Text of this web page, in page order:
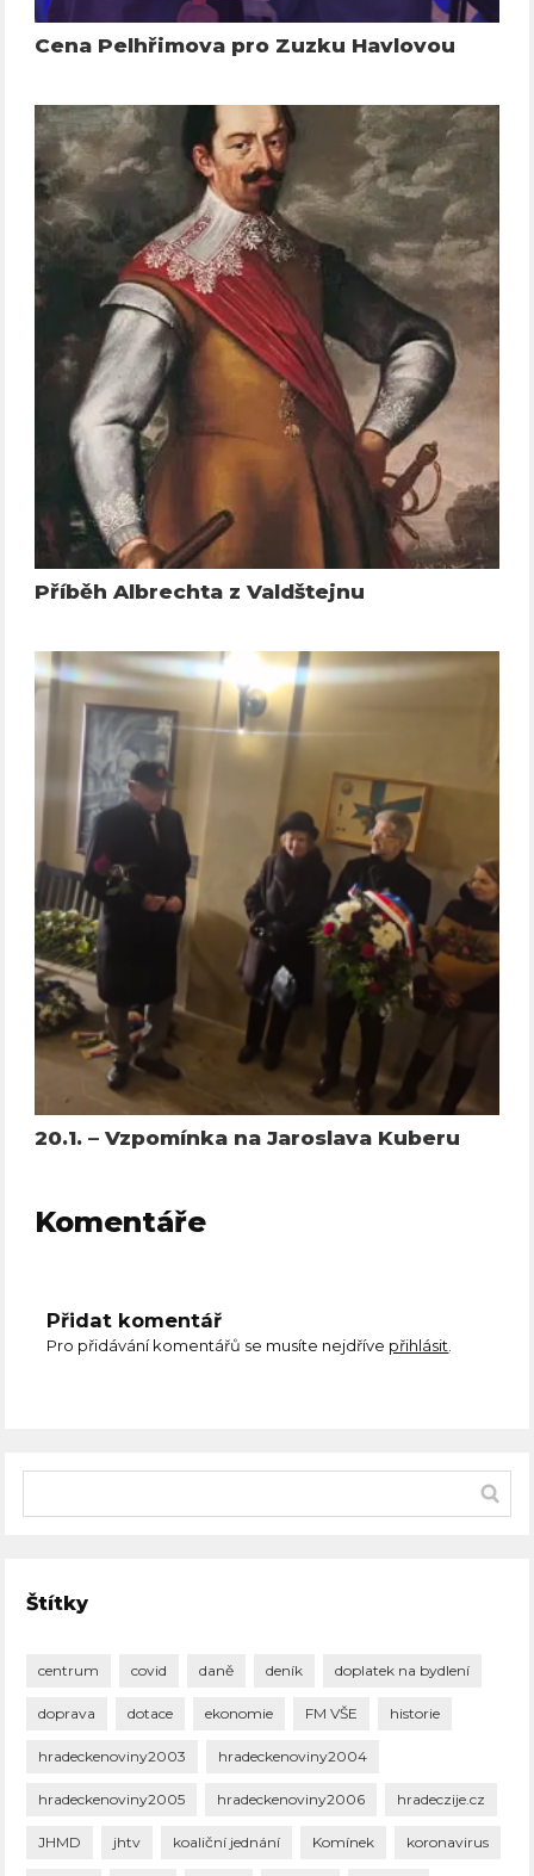
Cena Pelhřimova pro Zuzku Havlovou
Příběh Albrechta z Valdštejnu
20.1. – Vzpomínka na Jaroslava Kuberu
Komentáře
Přidat komentář
Pro přidávání komentářů se musíte nejdříve přihlásit.
Štítky
centrum covid daně deník doplatek na bydlení
doprava dotace ekonomie FM VŠE historie
hradeckenoviny2003 hradeckenoviny2004
hradeckenoviny2005 hradeckenoviny2006 hradeczije.cz
JHMD jhtv koaliční jednání Komínek koronavirus